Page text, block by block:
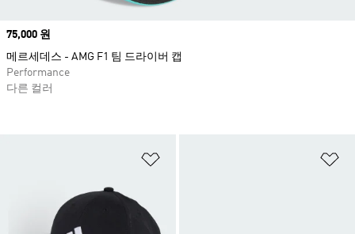
Price
75,000 원
메르세데스 - AMG F1 팀 드라이버 캡
Performance
다른 컬러